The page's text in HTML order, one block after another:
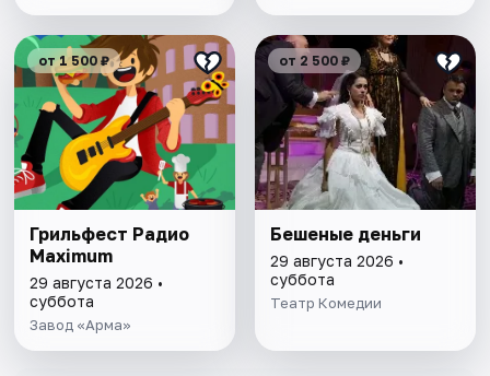
от 1 500 ₽
Грильфест Радио
Maximum
29 августа 2026 •
суббота
Завод «Арма»
от 2 500 ₽
Бешеные деньги
29 августа 2026 •
суббота
Театр Комедии